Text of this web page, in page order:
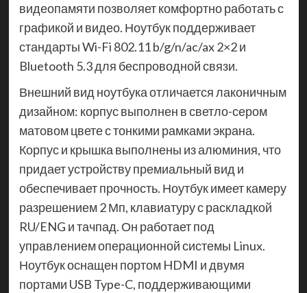
видеопамяти позволяет комфортно работать с
графикой и видео. Ноутбук поддерживает
стандарты Wi-Fi 802.11 b/g/n/ac/ax 2×2 и
Bluetooth 5.3 для беспроводной связи.
Внешний вид ноутбука отличается лаконичным
дизайном: корпус выполнен в светло-сером
матовом цвете с тонкими рамками экрана.
Корпус и крышка выполнены из алюминия, что
придает устройству премиальный вид и
обеспечивает прочность. Ноутбук имеет камеру
разрешением 2 Мп, клавиатуру с раскладкой
RU/ENG и тачпад. Он работает под
управлением операционной системы Linux.
Ноутбук оснащен портом HDMI и двумя
портами USB Type-C, поддерживающими